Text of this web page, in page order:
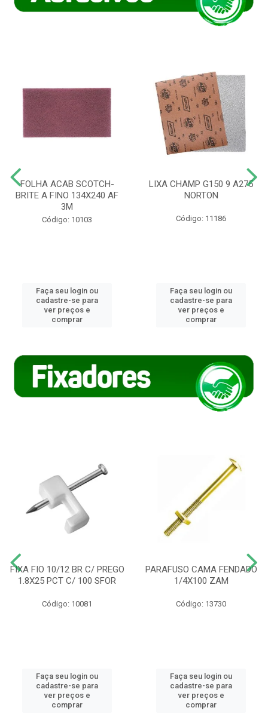
FOLHA ACAB SCOTCH-
BRITE A FINO 134X240 AF
3M
Código: 10103
Faça seu login ou
cadastre-se para
ver preços e
comprar
LIXA CHAMP G150 9 A275
NORTON
Código: 11186
Faça seu login ou
cadastre-se para
ver preços e
comprar
FIXA FIO 10/12 BR C/ PREGO
1.8X25 PCT C/ 100 SFOR
Código: 10081
Faça seu login ou
cadastre-se para
ver preços e
comprar
PARAFUSO CAMA FENDADO
1/4X100 ZAM
Código: 13730
Faça seu login ou
cadastre-se para
ver preços e
comprar